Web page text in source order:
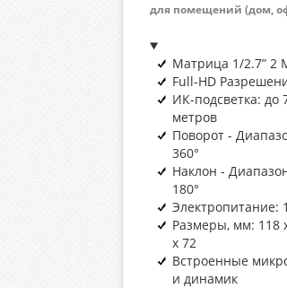
для помещений (дом,
Матрица 1/2.7” 2
Full-HD
ИК-подсветка: до
метров
Поворот -
360°
Наклон -
180°
Электропитание:
Размеры, мм: 118
х 72
Встроенные
и динамик